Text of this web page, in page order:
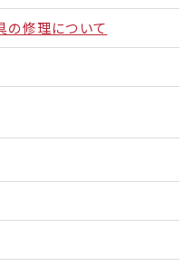
の修理について